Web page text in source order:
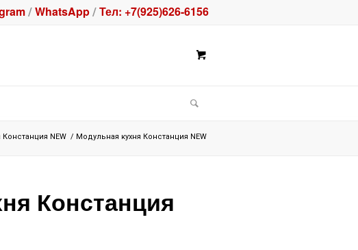
/ WhatsApp / Тел: +7(925)626-6156
Констанция NEW / Модульная кухня Констанция NEW
Констанция